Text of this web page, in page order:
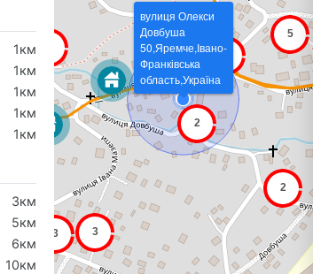
1км
1км
1км
1км
1км
3км
5км
6км
10км
вулиця Олекси
Довбуша
50,Яремче,Івано-
Франківська
область,Україна